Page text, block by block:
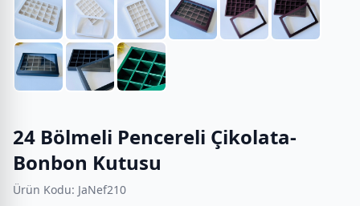
24 Bölmeli Pencereli Çikolata-
Bonbon Kutusu
Ürün Kodu: JaNef210